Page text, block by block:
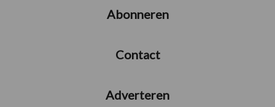
Abonneren
Contact
Adverteren